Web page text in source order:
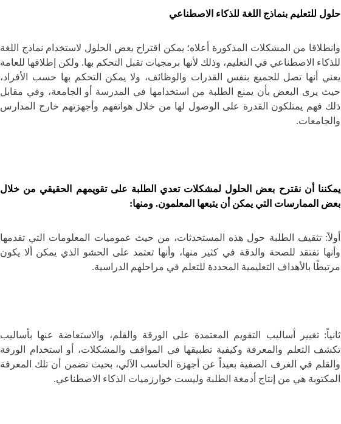
حلول للتعليم بنماذج اللغة للذكاء الاصطناعي
وانطلاقا من المشكلات المذكورة أعلاه؛ يمكن اقتراح بعض الحلول لاستخدام نماذج اللغة
للذكاء الاصطناعي في التعليم، وذلك لأنها برمجيات تقبل التحكم بها. ولكن إطلاقها للعامة
يعني أنها تصل للجميع بنفس القدرات والوظائف، ولا يمكن التحكم بها حسب الأفراد،
حيث يرى البعض بأن يمنع الطلبة من استخدامها في المدرسة أو الجامعة، وفي مقابل
ذلك فهم يمتلكون القدرة على الوصول لها من خلال هواتفهم وأجهزتهم خارج المدارس
والجامعات.
يمكننا أن نقترح بعض الحلول لمشكلات تعدي الطلبة على تقويمهم الحقيقي من خلال
بعض الممارسات التي يمكن أن يتبعها المعلمون. ومنها:
أولاً: تثقيف الطلبة حول هذه المستحدثات، من حيث عموميات المعلومات التي تقدمها
وأنها تفتقد للصحة والدقة في كثير منها، وأنها تعتمد على الحشو الذي يمكن ألا يكون
مرتبطًا بالأهداف التعليمية المحددة للتعلم في مراحلهم الدراسية.
ثانياً: تغيير أساليب التقويم المعتمدة على الورقة والقلم، والاستعاضة عنها بأساليب
تكشف التعلم والمعرفة وكيفية تطبيقها في المواقف والمشكلات، أو استخدام الورقة
والقلم في الغرف الصفية بعيداً عن أجهزة الحاسب الآلي، بحيث تضمن أن تلك المعرفة
المكتوبة هي من إنتاج أدمغة الطلبة وليست خوارزميات الذكاء الاصطناعي.